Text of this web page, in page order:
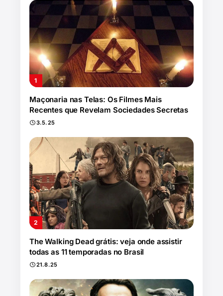
Maçonaria nas Telas: Os Filmes Mais
Recentes que Revelam Sociedades Secretas
3.5.25
The Walking Dead grátis: veja onde assistir
todas as 11 temporadas no Brasil
21.8.25